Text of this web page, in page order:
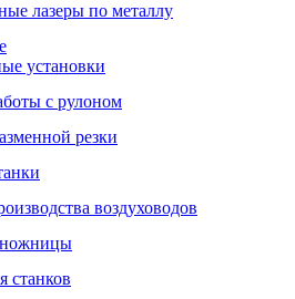
лазеры по металлу
установки
с рулоном
резки
воздуховодов
станков